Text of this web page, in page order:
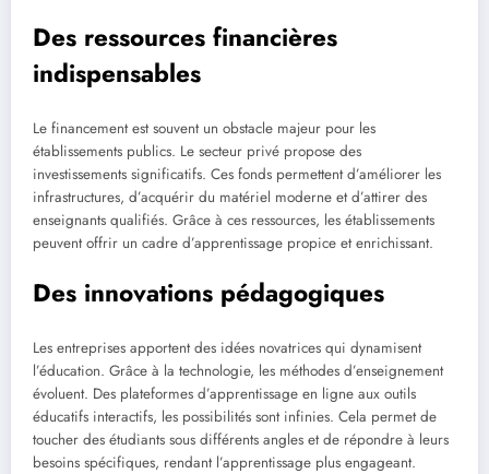
Des ressources financières
indispensables
Le financement est souvent un obstacle majeur pour les
établissements publics. Le secteur privé propose des
investissements significatifs. Ces fonds permettent d’améliorer les
infrastructures, d’acquérir du matériel moderne et d’attirer des
enseignants qualifiés. Grâce à ces ressources, les établissements
peuvent offrir un cadre d’apprentissage propice et enrichissant.
Des innovations pédagogiques
Les entreprises apportent des idées novatrices qui dynamisent
l’éducation. Grâce à la technologie, les méthodes d’enseignement
évoluent. Des plateformes d’apprentissage en ligne aux outils
éducatifs interactifs, les possibilités sont infinies. Cela permet de
toucher des étudiants sous différents angles et de répondre à leurs
besoins spécifiques, rendant l’apprentissage plus engageant.